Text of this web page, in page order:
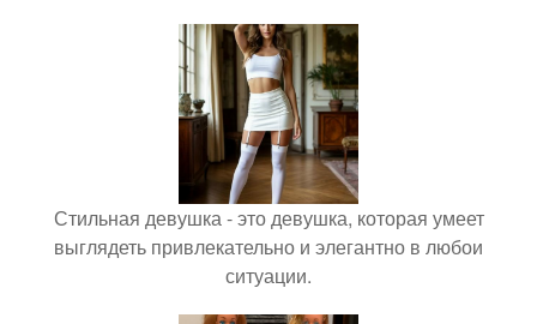
Стильная девушка - это девушка, которая умеет
выглядеть привлекательно и элегантно в любои
ситуации.